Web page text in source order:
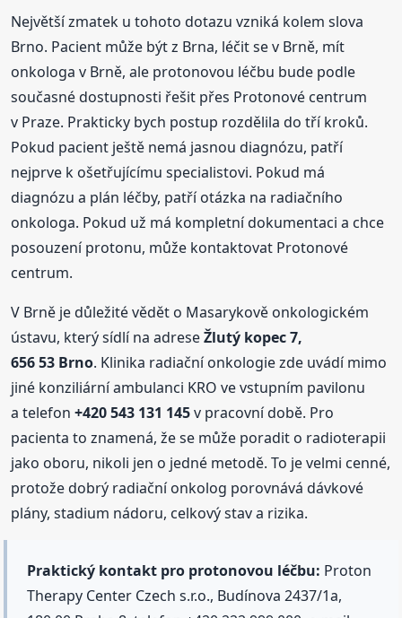
Největší zmatek u tohoto dotazu vzniká kolem slova
Brno. Pacient může být z Brna, léčit se v Brně, mít
onkologa v Brně, ale protonovou léčbu bude podle
současné dostupnosti řešit přes Protonové centrum
v Praze. Prakticky bych postup rozdělila do tří kroků.
Pokud pacient ještě nemá jasnou diagnózu, patří
nejprve k ošetřujícímu specialistovi. Pokud má
diagnózu a plán léčby, patří otázka na radiačního
onkologa. Pokud už má kompletní dokumentaci a chce
posouzení protonu, může kontaktovat Protonové
centrum.
V Brně je důležité vědět o Masarykově onkologickém
ústavu, který sídlí na adreseŽlutý kopec 7,
656 53 Brno. Klinika radiační onkologie zde uvádí mimo
jiné konziliární ambulanci KRO ve vstupním pavilonu
a telefon+420 543 131 145v pracovní době. Pro
pacienta to znamená, že se může poradit o radioterapii
jako oboru, nikoli jen o jedné metodě. To je velmi cenné,
protože dobrý radiační onkolog porovnává dávkové
plány, stadium nádoru, celkový stav a rizika.
Praktický kontakt pro protonovou léčbu: Proton
Therapy Center Czech s.r.o., Budínova 2437/1a,